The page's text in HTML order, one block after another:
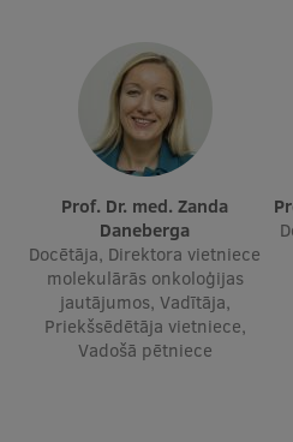
Prof. Dr. med. Zanda
Daneberga
Docētāja, Direktora vietniece
molekulārās onkoloģijas
jautājumos, Vadītāja,
Priekšsēdētāja vietniece,
Vadošā pētniece